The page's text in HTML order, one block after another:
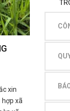
xin
xã